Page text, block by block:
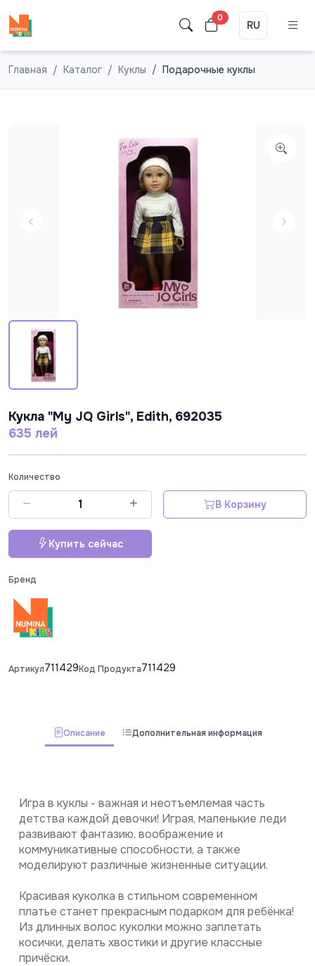
0
RU
Главная Каталог Куклы Подарочные куклы
Кукла "My JQ Girls", Edith, 692035
635 лей
Количество
В Корзину
Купить сейчас
Бренд
Артикул711429Код Продукта711429
Описание Дополнительная информация
Игра в куклы - важная и неотъемлемая часть
детства каждой девочки! Играя, маленькие леди
развивают фантазию, воображение и
коммуникативные способности, а также
моделируют различные жизненные ситуации.
Красивая куколка в стильном современном
платье станет прекрасным подарком для ребёнка!
Из длинных волос куколки можно заплетать
косички, делать хвостики и другие классные
причёски.